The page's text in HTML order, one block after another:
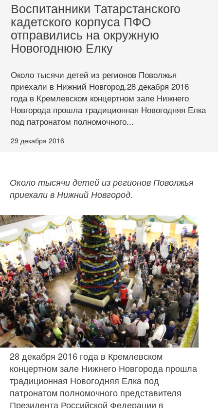
Воспитанники Татарстанского
кадетского корпуса ПФО
отправились на окружную
Новогоднюю Елку
Около тысячи детей из регионов Поволжья
приехали в Нижний Новгород.28 декабря 2016
года в Кремлевском концертном зале Нижнего
Новгорода прошла традиционная Новогодняя Елка
под патронатом полномочного...
29 декабря 2016
Около тысячи детей из регионов Поволжья
приехали в Нижний Новгород.
28 декабря 2016 года в Кремлевском
концертном зале Нижнего Новгорода прошла
традиционная Новогодняя Елка под
патронатом полномочного представителя
Президента Российской Федерации в